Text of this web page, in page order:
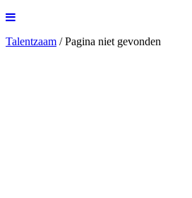
Talentzaam /Pagina niet gevonden